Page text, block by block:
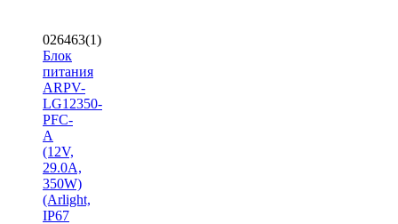
026463(1)
Блок
питания
ARPV-
LG12350-
PFC-
A
(12V,
29.0A,
350W)
(Arlight,
IP67